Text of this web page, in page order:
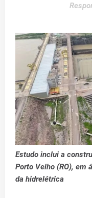
Estudo inclui a
Porto Velho (RO), em
da hidrelétrica